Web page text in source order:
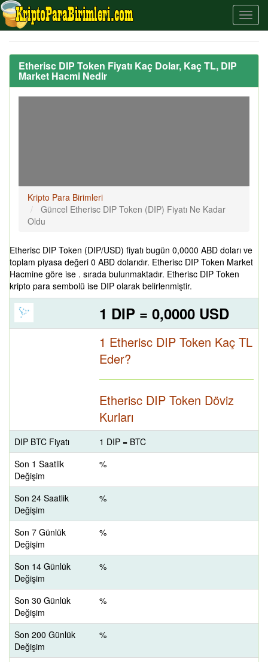
Etherisc DIP Token Fiyatı Kaç Dolar, Kaç TL, DIP
Market Hacmi Nedir
Kripto Para Birimleri
Güncel Etherisc DIP Token (DIP) Fiyatı Ne Kadar
Oldu
Etherisc DIP Token (DIP/USD) fiyatı bugün 0,0000 ABD doları ve
toplam piyasa değeri 0 ABD dolarıdır. Etherisc DIP Token Market
Hacmine göre ise . sırada bulunmaktadır. Etherisc DIP Token
kripto para sembolü ise DIP olarak belirlenmiştir.
1 DIP = 0,0000 USD
1 Etherisc DIP Token Kaç TL
Eder?
Etherisc DIP Token Döviz
Kurları
DIP BTC Fiyatı
1 DIP = BTC
Son 1 Saatlik
Değişim
%
Son 24 Saatlik
Değişim
%
Son 7 Günlük
Değişim
%
Son 14 Günlük
Değişim
%
Son 30 Günlük
Değişim
%
Son 200 Günlük
Değişim
%